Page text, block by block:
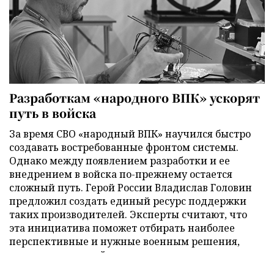
Разработкам «народного ВПК» ускорят
путь в войска
За время СВО «народный ВПК» научился быстро
создавать востребованные фронтом системы.
Однако между появлением разработки и ее
внедрением в войска по-прежнему остается
сложный путь. Герой России Владислав Головин
предложил создать единый ресурс поддержки
таких производителей. Эксперты считают, что
эта инициатива поможет отбирать наиболее
перспективные и нужные военным решения,